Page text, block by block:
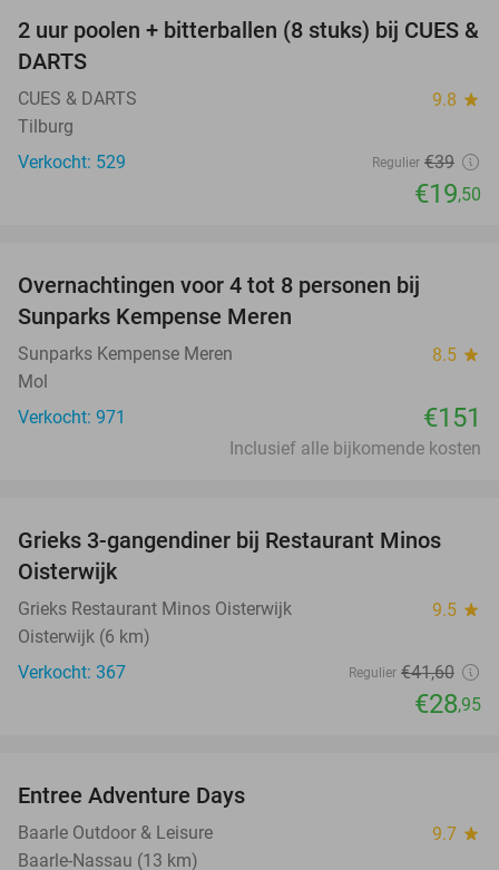
50%
2 uur poolen + bitterballen (8 stuks) bij CUES &
DARTS
CUES & DARTS 9.8 star
Tilburg
Verkocht: 529
Regulier €39
€19,50
Overnachtingen voor 4 tot 8 personen bij
Sunparks Kempense Meren
Sunparks Kempense Meren 8.5 star
Mol
Verkocht: 971
€151
Inclusief alle bijkomende kosten
30%
Grieks 3-gangendiner bij Restaurant Minos
Oisterwijk
Grieks Restaurant Minos Oisterwijk 9.5 star
Oisterwijk (6 km)
Verkocht: 367
Regulier €41,60
€28,95
Entree Adventure Days
Baarle Outdoor & Leisure 9.7 star
Baarle-Nassau (13 km)